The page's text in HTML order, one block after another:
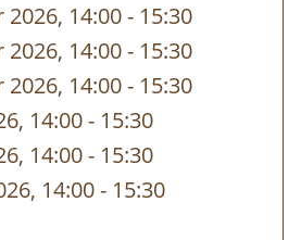
2026, 14:00- bis
15:30
2026, 14:00- bis
15:30
14:00- bis
15:30
14:00- bis
15:30
14:00- bis
15:30
14:00- bis
15:30